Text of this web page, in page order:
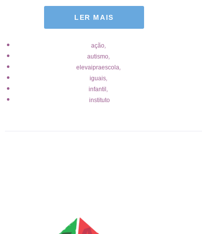
LER MAIS
ação,
autismo,
elevaipraescola,
iguais,
infantil ,
instituto